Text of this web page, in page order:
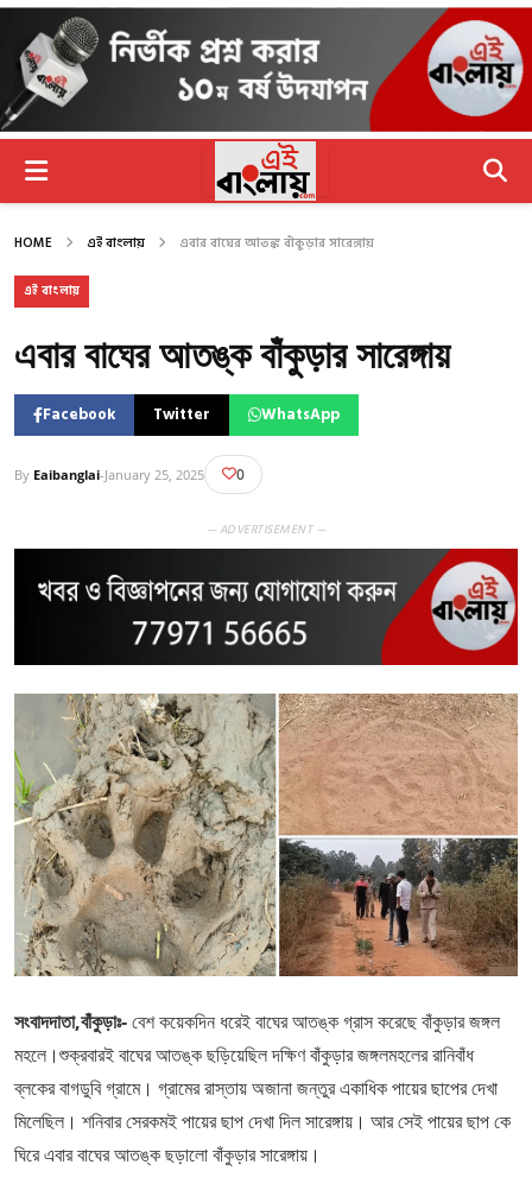
HOME এই বাংলায় এবার বাঘের আতঙ্ক বাঁকুড়ার সারেঙ্গায়
এই বাংলায়
এবার বাঘের আতঙ্ক বাঁকুড়ার সারেঙ্গায়
Facebook Twitter WhatsApp
By Eaibanglai-January 25, 2025 0
— ADVERTISEMENT —
সংবাদদাতা,বাঁকুড়াঃ-বেশ কয়েকদিন ধরেই বাঘের আতঙ্ক গ্রাস করেছে বাঁকুড়ার জঙ্গল
মহলে।শুক্রবারই বাঘের আতঙ্ক ছড়িয়েছিল দক্ষিণ বাঁকুড়ার জঙ্গলমহলের রানিবাঁধ
ব্লকের বাগডুবি গ্রামে। গ্রামের রাস্তায় অজানা জন্তুর একাধিক পায়ের ছাপের দেখা
মিলেছিল। শনিবার সেরকমই পায়ের ছাপ দেখা দিল সারেঙ্গায়। আর সেই পায়ের ছাপ কে
ঘিরে এবার বাঘের আতঙ্ক ছড়ালো বাঁকুড়ার সারেঙ্গায়।